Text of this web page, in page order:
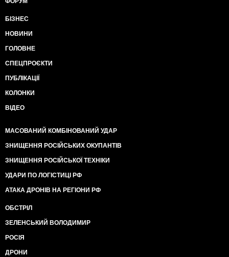
БІЗНЕС
НОВИНИ
ГОЛОВНЕ
СПЕЦПРОЄКТИ
ПУБЛІКАЦІЇ
КОЛОНКИ
ВІДЕО
МАСОВАНИЙ КОМБІНОВАНИЙ УДАР
ЗНИЩЕННЯ РОСІЙСЬКИХ ОКУПАНТІВ
ЗНИЩЕННЯ РОСІЙСЬКОЇ ТЕХНІКИ
УДАРИ ПО ЛОГІСТИЦІ РФ
АТАКА ДРОНІВ НА РЕГІОНИ РФ
ОБСТРІЛ
ЗЕЛЕНСЬКИЙ ВОЛОДИМИР
РОСІЯ
ДРОНИ